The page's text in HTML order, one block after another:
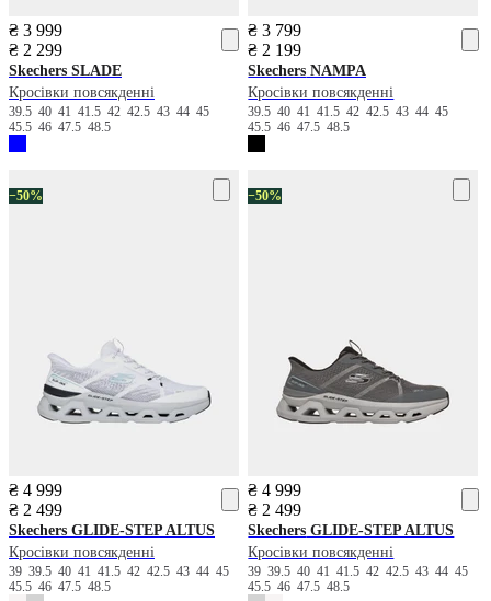
₴ 3 999
₴ 2 299
Skechers SLADE
Кросівки повсякденні
39.5 40 41 41.5 42 42.5 43 44 45
45.5 46 47.5 48.5
₴ 3 799
₴ 2 199
Skechers NAMPA
Кросівки повсякденні
39.5404141.54242.5434445
45.54647.548.5
−50%
₴ 4 999
₴ 2 499
Skechers GLIDE-STEP ALTUS
Кросівки повсякденні
39 39.5 40 41 41.5 42 42.5 43 44 45
45.5 46 47.5 48.5
−50%
₴ 4 999
₴ 2 499
Skechers GLIDE-STEP ALTUS
Кросівки повсякденні
3939.5404141.54242.5434445
45.54647.548.5